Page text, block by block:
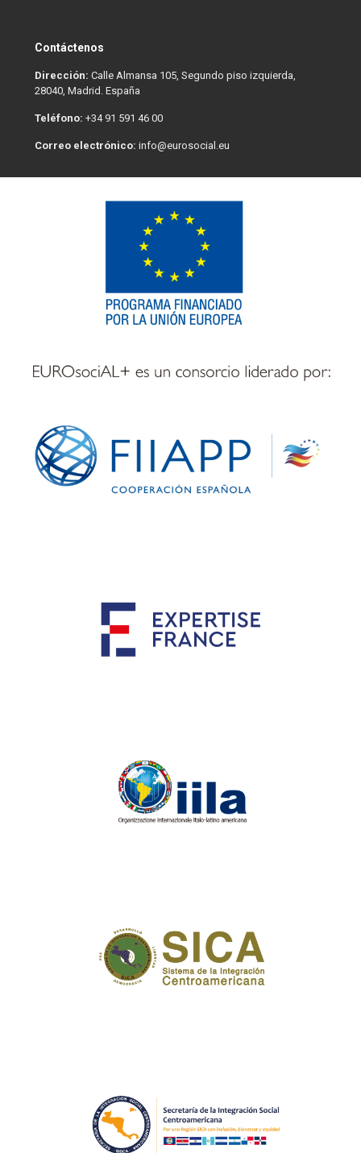
Contáctenos
Dirección: Calle Almansa 105, Segundo piso izquierda,
28040, Madrid. España
Teléfono: +34 91 591 46 00
Correo electrónico: info@eurosocial.eu